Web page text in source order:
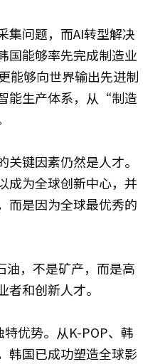
集问题，而AI转型解决
国能够率先完成制造业
能够向世界输出先进制
能生产体系，从“制造
键因素仍然是人才。
成为全球创新中心，并
而是因为全球最优秀的
油，不是矿产，而是高
和创新人才。
优势。从K-POP、韩
韩国已成功塑造全球影